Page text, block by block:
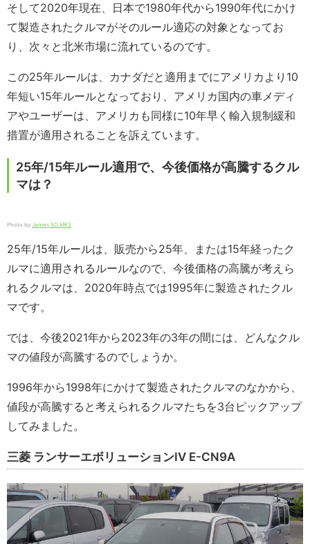
そして2020年現在、日本で1980年代から1990年代にかけ
て製造されたクルマがそのルール適応の対象となってお
り、次々と北米市場に流れているのです。
この25年ルールは、カナダだと適用までにアメリカより10
年短い15年ルールとなっており、アメリカ国内の車メディ
アやユーザーは、アメリカも同様に10年早く輸入規制緩和
措置が適用されることを訴えています。
25年/15年ルール適用で、今後価格が高騰するクル
マは？
Photo by James 5D MK3
25年/15年ルールは、販売から25年、または15年経ったク
ルマに適用されるルールなので、今後価格の高騰が考えら
れるクルマは、2020年時点では1995年に製造されたクル
マです。
では、今後2021年から2023年の3年の間には、どんなクル
マの値段が高騰するのでしょうか。
1996年から1998年にかけて製造されたクルマのなかから、
値段が高騰すると考えられるクルマたちを3台ピックアップ
してみました。
三菱 ランサーエボリューションIV E-CN9A